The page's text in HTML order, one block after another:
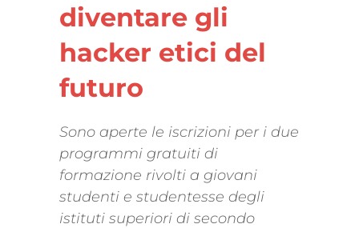
diventare gli
hacker etici del
futuro
Sono aperte le iscrizioni per i due
programmi gratuiti di
formazione rivolti a giovani
studenti e studentesse degli
istituti superiori di secondo